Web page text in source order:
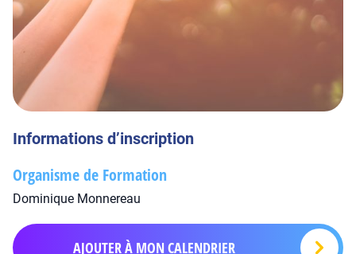
Informations d’inscription
Organisme de Formation
Dominique Monnereau
AJOUTER À MON CALENDRIER